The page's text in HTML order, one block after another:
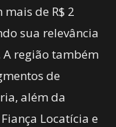
de R$ 2
sua relevância
A região também
de
além da
Locatícia e